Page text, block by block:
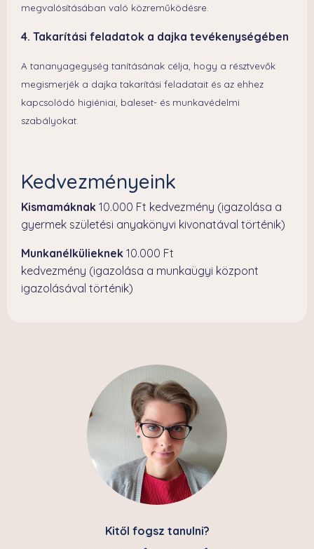
megvalósításában való közreműködésre.
4. Takarítási feladatok a dajka tevékenységében
A tananyagegység tanításának célja, hogy a résztvevők
megismerjék a dajka takarítási feladatait és az ehhez
kapcsolódó higiéniai, baleset- és munkavédelmi
szabályokat.
Kedvezményeink
Kismamáknak 10.000 Ft kedvezmény (igazolása a
gyermek születési anyakönyvi kivonatával történik)
Munkanélkülieknek 10.000 Ft
kedvezmény (igazolása a munkaügyi központ
igazolásával történik)
Kitől fogsz tanulni?